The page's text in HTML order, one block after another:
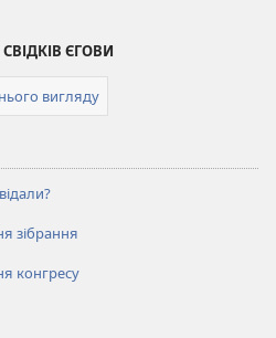
ЄГОВИ
вигляду
зібрання
конгресу